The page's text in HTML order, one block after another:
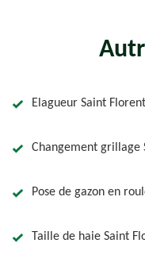
Elagueur Saint
Changement grillage
Pose de gazon en
Taille de haie Saint